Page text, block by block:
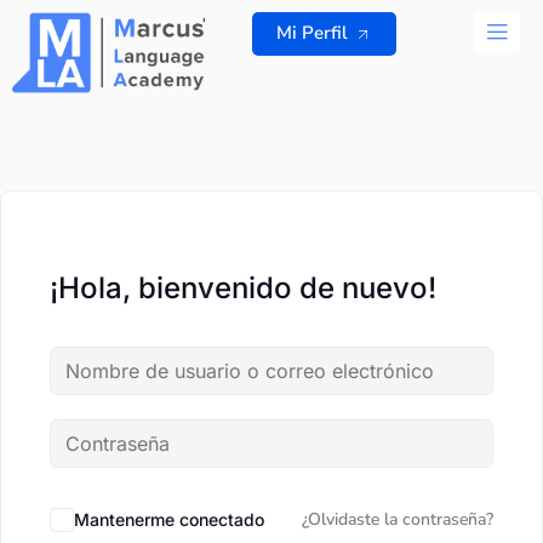
contenido
Mi Perfil
¡Hola, bienvenido de nuevo!
Mantenerme conectado ¿Olvidaste la contraseña?